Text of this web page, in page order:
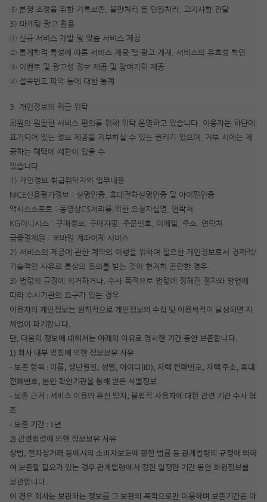
⑤ 분쟁 조정을 위한 기록보존, 불만처리 등 민원처리, 고지사항 전달
3) 마케팅·광고 활용
① 신규 서비스 개발 및 맞춤 서비스 제공
② 통계학적 특성에 따른 서비스 제공 및 광고 게재, 서비스의 유효성 확인
③ 이벤트 및 광고성 정보 제공 및 참여기회 제공
④ 접속빈도 파악 등에 대한 통계
3. 개인정보의 취급 위탁
회원의 원활한 서비스 편의를 위해 위탁 운영하고 있습니다. 이용자는 하단에
표기되어 있는 정보 제공을 거부하실 수 있는 권리가 있으며, 거부 시에는 제
공하는 혜택에 제한이 있을 수
있습니다.
1) 개인정보 취급위탁자와 업무내용
NICE신용평가정보 : 실명인증, 휴대전화실명인증 및 아이핀인증
액시스소프트 : 동영상CS처리를 위한 요청자실명, 연락처
KG이니시스 : 구매정보, 구매자명, 주문번호, 이메일, 주소, 연락처
금융결제원 : 모바일 계좌이체 서비스
2) 서비스의 제공에 관한 계약의 이행을 위하여 필요한 개인정보로서 경제적/
기술적인 사유로 통상의 동의를 받는 것이 현저히 곤란한 경우
3) 법령의 규정에 의거하거나, 수사 목적으로 법령에 정해진 절차와 방법에
따라 수사기관의 요구가 있는 경우
이용자의 개인정보는 원칙적으로 개인정보의 수집 및 이용목적이 달성되면 지
체없이 파기합니다.
단, 다음의 정보에 대해서는 아래의 이유로 명시한 기간 동안 보존합니다.
1) 회사 내부 방침에 의한 정보보유 사유
- 보존 항목 : 이름, 생년월일, 성별, 아이디(ID), 자택 전화번호, 자택 주소, 휴대
전화번호, 본인 확인기관을 통해 받은 식별정보
- 보존 근거 : 서비스 이용의 혼선 방지, 불법적 사용자에 대한 관련 기관 수사 협
조
- 보존 기간 : 1년
2) 관련법령에 의한 정보보유 사유
상법, 전자상거래 등에서의 소비자보호에 관한 법률 등 관계법령의 규정에 의하
여 보존할 필요가 있는 경우 관계법령에서 정한 일정한 기간 동안 회원정보를
보관합니다.
이 경우 회사는 보관하는 정보를 그 보관의 목적으로만 이용하며 보존기간은 아